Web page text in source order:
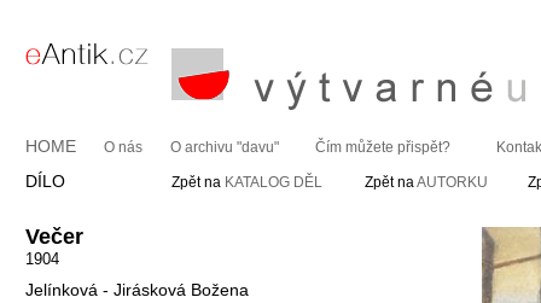
HOME O nás O archivu "davu" Čím můžete přispět?
DÍLO Zpět na KATALOG DĚL Zpět naAUTORKU
Večer
1904
Jelínková - Jirásková Božena